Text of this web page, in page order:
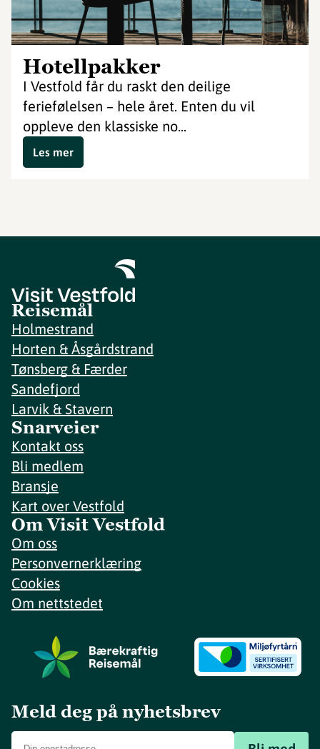
Hotellpakker
I Vestfold får du raskt den deilige
feriefølelsen – hele året. Enten du vil
oppleve den klassiske no...
Les mer
Reisemål
Holmestrand
Horten & Åsgårdstrand
Tønsberg & Færder
Sandefjord
Larvik & Stavern
Snarveier
Kontakt oss
Bli medlem
Bransje
Kart over Vestfold
Om Visit Vestfold
Om oss
Personvernerklæring
Cookies
Om nettstedet
Meld deg på nyhetsbrev